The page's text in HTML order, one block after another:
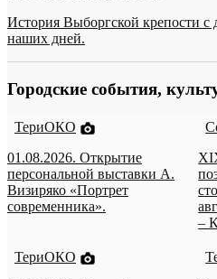
История Выборгской крепости
наших дней.
Городские события,
ТериОКО
01.08.2026. Открытие
персональной выставки А.
Визиряко «Портрет
современника».
–
ТериОКО